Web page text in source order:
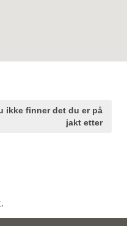
ikke finner det du er på
jakt etter